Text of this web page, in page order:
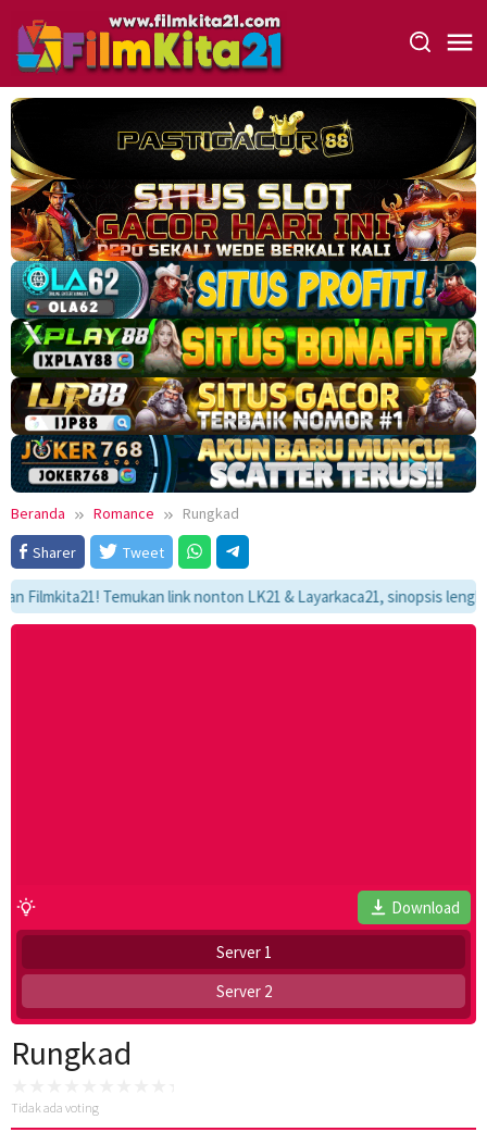
konten
Beranda Romance
Rungkad
Sharer
Tweet
Temukan link nonton LK21 & Layarkaca21, sinopsis
Download
Server 1
Server 2
Rungkad
Tidak ada voting